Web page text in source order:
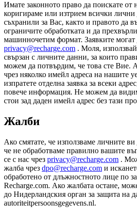
Имате законното право да поискате от
коригираме или изтрием всички
съхранили за Вас, както и правото да
ограничите обработката и да
машинночетим формат. Заявките
privacy@recharge.com . Моля,
свързан с личните данни, за които
можем да потвърдим, че това сте Вие.
чрез няколко имейл адреса на нашите
изпратете отделна заявка за всеки
повече информация. Не можем да
стои зад даден имейл адрес без тази
Жалби
Ако смятате, че използваме личните
че не обработваме правилно вашите
се с нас чрез privacy@recharge.com .
жалба чрез dpo@recharge.com и
обработено от длъжностното лице по
Recharge.com. Ако жалбата остане,
до Нидерландския орган за защита на
autoriteitpersoonsgegevens.nl.